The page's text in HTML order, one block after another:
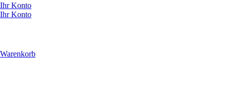
Ihr Konto
Ihr Konto
Warenkorb